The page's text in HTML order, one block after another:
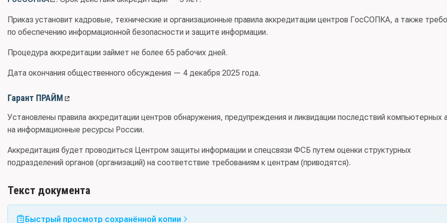
Приказ установит кадровые, технические и организационные правила аккредитации центров ГосСОПКА, а также
по обеспечению информационной безопасности и защите информации.
Процедура аккредитации займет не более 65 рабочих дней.
Дата окончания общественного обсуждения — 4 декабря 2025 года.
Гарант ПРАЙМ
Установлены правила аккредитации центров обнаружения, предупреждения и ликвидации последствий компьютерных
на информационные ресурсы России.
Аккредитация будет проводиться Центром защиты информации и спецсвязи ФСБ путем оценки структурных
подразделений органов (организаций) на соответствие требованиям к центрам (приводятся).
Текст документа
Быстрый просмотр сохранённой копии